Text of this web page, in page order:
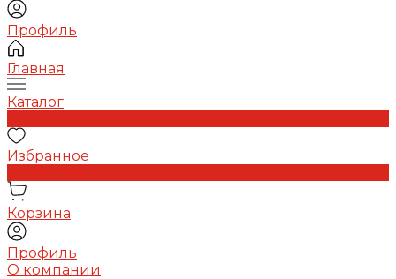
Профиль
Главная
Каталог
Избранное
Корзина
Профиль
О компании